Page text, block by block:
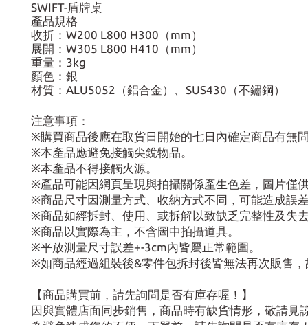
SWIFT-盾牌桌
產品規格
收折：W200 L800 H300（mm）
展開：W305 L800 H410（mm）
重量：3kg
顏色：銀
材質：ALU5052（鋁合金）、SUS430（不鏽鋼）
注意事項：
※購買商品後應在取貨日開始的七日內確定商品有無
※本產品應避免接觸尖銳物品。
※本產品不得接觸火源。
※產品可能因網頁呈現與拍攝關係產生色差，圖片僅
※商品尺寸因測量方式、收納方式不同，可能造成誤
※商品如經拆封、使用、或拆解以致缺乏完整性及失
※商品以實際為主，不含圖中拍攝道具。
※平放測量尺寸誤差+-3cm內皆屬正常範圍。
※如商品經過組裝後&零件包拆封後皆無法再次販售
【商品購買前，請先詢問是否有庫存喔！】
因與實體店面同步銷售，商品時有缺貨情形，敬請見